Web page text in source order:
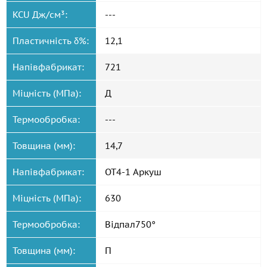
KCU Дж/см³: ---
Пластичність δ%: 12,1
Напівфабрикат: 721
Міцність (МПа): Д
Термообробка: ---
Товщина (мм): 14,7
Напівфабрикат: ОТ4-1 Аркуш
Міцність (МПа): 630
Термообробка: Відпал750°
Товщина (мм): П